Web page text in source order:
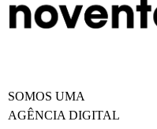
SOMOS UMA
AGÊNCIA DIGITAL